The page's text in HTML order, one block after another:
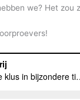
we? Het zou